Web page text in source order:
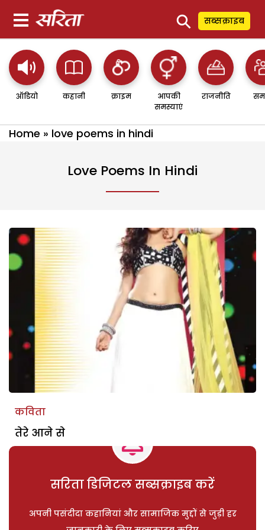
⚲ सब्सक्राइब
ऑडियो कहानी क्राइम
आपकी
समस्याएं
राजनीति
Home » love poems in hindi
Love Poems In Hindi
कविता
तेरे आने से
सरिता डिजिटल सब्सक्राइब करें
अपनी पसंदीदा कहानियां और सामाजिक मुद्दों से जुड़ी हर